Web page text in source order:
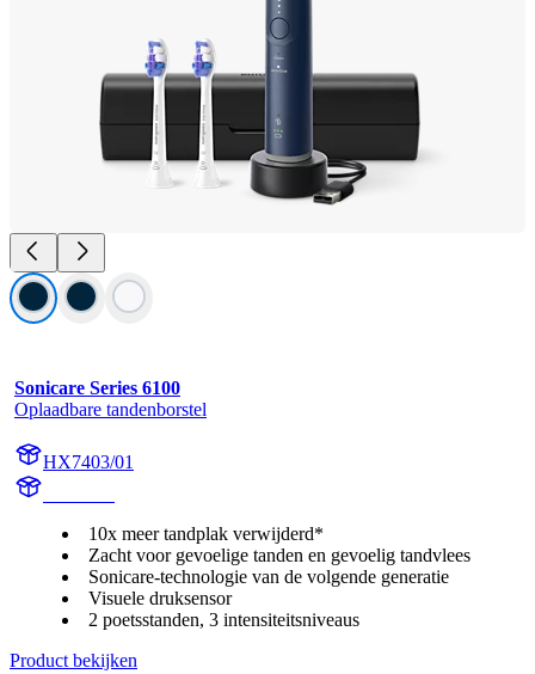
Sonicare Series 6100
Oplaadbare tandenborstel
HX7403/01
10x meer tandplak verwijderd*
Zacht voor gevoelige tanden en gevoelig tandvlees
Sonicare-technologie van de volgende generatie
Visuele druksensor
2 poetsstanden, 3 intensiteitsniveaus
Product bekijken